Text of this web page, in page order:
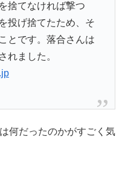
捨てなければ撃つ
投げ捨てたため、そ
とです。落合さんは
れました。
何だったのかがすごく気